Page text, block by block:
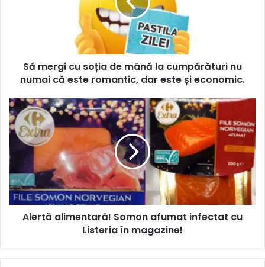
Să mergi cu soția de mână la cumpărături nu
numai că este romantic, dar este și economic.
Alertă alimentară! Somon afumat infectat cu
Listeria în magazine!